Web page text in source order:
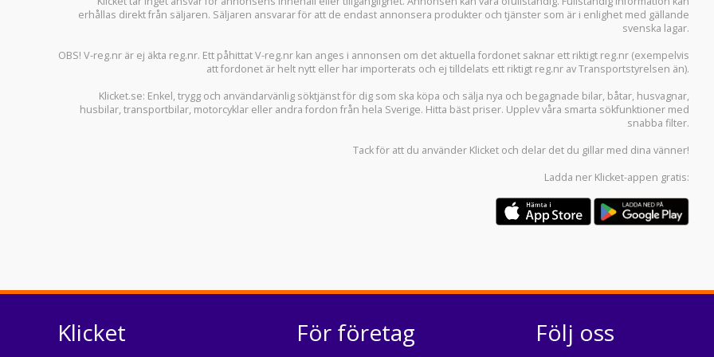
erhållas direkt från säljaren. Säljaren ansvarar för att de endast annonsera produkter och tjänster som är i enlighet med gällande
svenska lagar.
OBS! V-reg.nr är ej äkta reg.nr. Ett påhittat V-reg.nr kan anges i annonsen om det aktuella fordonet saknar ett riktigt reg.nr (exempelvis
att fordonet är helt nytt eller har importerats och ej tilldelats ett riktigt reg.nr av Transportstyrelsen än).
Klicket.se: Enkel, trygg och användarvänlig söktjänst för dig som ska köpa och sälja nya och begagnade bilar, båtar, husvagnar,
husbilar,transportbilar, motorcyklar eller andra fordon från hela Sverige. Hitta bäst priser. Upplev våra smarta sökfunktioner med
snabba filter.
Tack för att du använder Klicket och delar det du gillar med dina vänner!
Ladda ner Klicket-appen gratis:
Klicket För företag Följ oss